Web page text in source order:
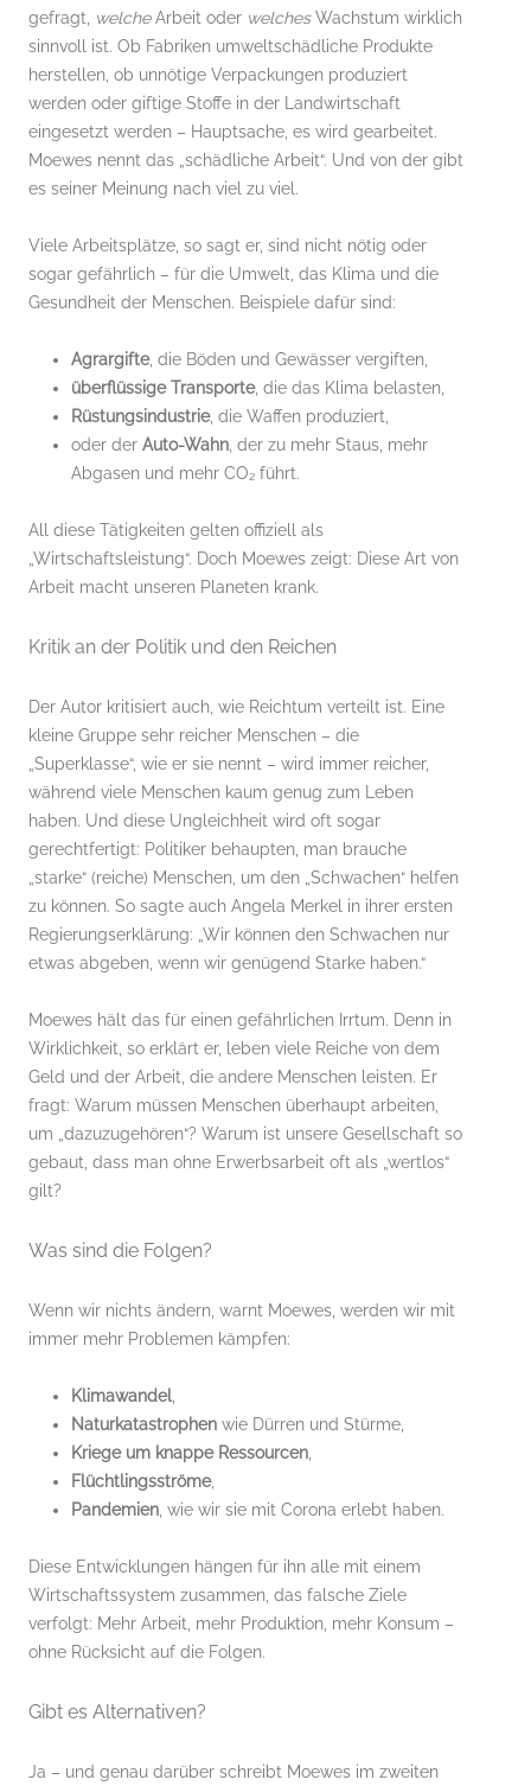
gefragt,
welcheArbeit oder welchesWachstum wirklich
sinnvoll ist. Ob Fabriken umweltschädliche Produkte
herstellen, ob unnötige Verpackungen produziert
werden oder giftige Stoffe in der Landwirtschaft
eingesetzt werden – Hauptsache, es wird gearbeitet.
Moewes nennt das „schädliche Arbeit“. Und von der gibt
es seiner Meinung nach viel zu viel.
Viele Arbeitsplätze, so sagt er, sind nicht nötig oder
sogar gefährlich – für die Umwelt, das Klima und die
Gesundheit der Menschen. Beispiele dafür sind:
Agrargifte, die Böden und Gewässer vergiften,
überflüssige Transporte, die das Klima belasten,
Rüstungsindustrie, die Waffen produziert,
oder der Auto-Wahn , der zu mehr Staus, mehr
Abgasen und mehr CO₂ führt.
All diese Tätigkeiten gelten offiziell als
„Wirtschaftsleistung“. Doch Moewes zeigt: Diese Art von
Arbeit macht unseren Planeten krank.
Kritik an der Politik und den Reichen
Der Autor kritisiert auch, wie Reichtum verteilt ist. Eine
kleine Gruppe sehr reicher Menschen – die
„Superklasse“, wie er sie nennt – wird immer reicher,
während viele Menschen kaum genug zum Leben
haben. Und diese Ungleichheit wird oft sogar
gerechtfertigt: Politiker behaupten, man brauche
„starke“ (reiche) Menschen, um den „Schwachen“ helfen
zu können. So sagte auch Angela Merkel in ihrer ersten
Regierungserklärung: „Wir können den Schwachen nur
etwas abgeben, wenn wir genügend Starke haben.“
Moewes hält das für einen gefährlichen Irrtum. Denn in
Wirklichkeit, so erklärt er, leben viele Reiche von dem
Geld und der Arbeit, die andere Menschen leisten. Er
fragt: Warum müssen Menschen überhaupt arbeiten,
um „dazuzugehören“? Warum ist unsere Gesellschaft so
gebaut, dass man ohne Erwerbsarbeit oft als „wertlos“
gilt?
Was sind die Folgen?
Wenn wir nichts ändern, warnt Moewes, werden wir mit
immer mehr Problemen kämpfen:
Klimawandel
Naturkatastrophen wie Dürren und Stürme,
Kriege um knappe Ressourcen
Flüchtlingsströme,
Pandemien , wie wir sie mit Corona erlebt haben.
Diese Entwicklungen hängen für ihn alle mit einem
Wirtschaftssystem zusammen, das falsche Ziele
verfolgt: Mehr Arbeit, mehr Produktion, mehr Konsum –
ohne Rücksicht auf die Folgen.
Gibt es Alternativen?
Ja – und genau darüber schreibt Moewes im zweiten